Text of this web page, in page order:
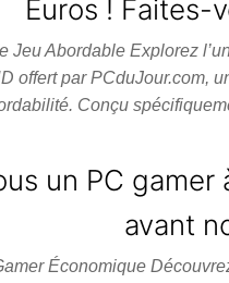
Euros ! Faites-
Jeu Abordable Explorez
offert par PCduJour.com,
Conçu
un PC gamer
avant
Économique